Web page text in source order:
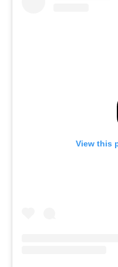
View this